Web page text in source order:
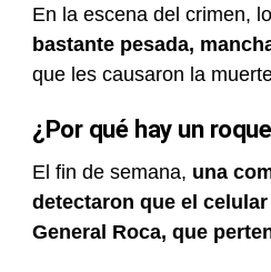
En la escena del crimen,
bastante pesada,
que les causaron la
¿Por qué hay un
El fin de semana, una
detectaron que el
General Roca, que